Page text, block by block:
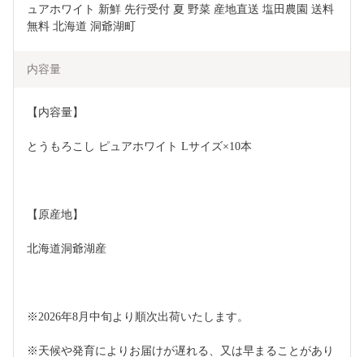
ュアホワイト 新鮮 先行受付 夏 野菜 産地直送 塩田農園 送料
無料 北海道 洞爺湖町
内容量
【内容量】
とうもろこし ピュアホワイト Lサイズ×10本
【原産地】
北海道洞爺湖産
※2026年8月中旬より順次出荷いたします。
※天候や発育によりお届けが遅れる、又は早まることがあり